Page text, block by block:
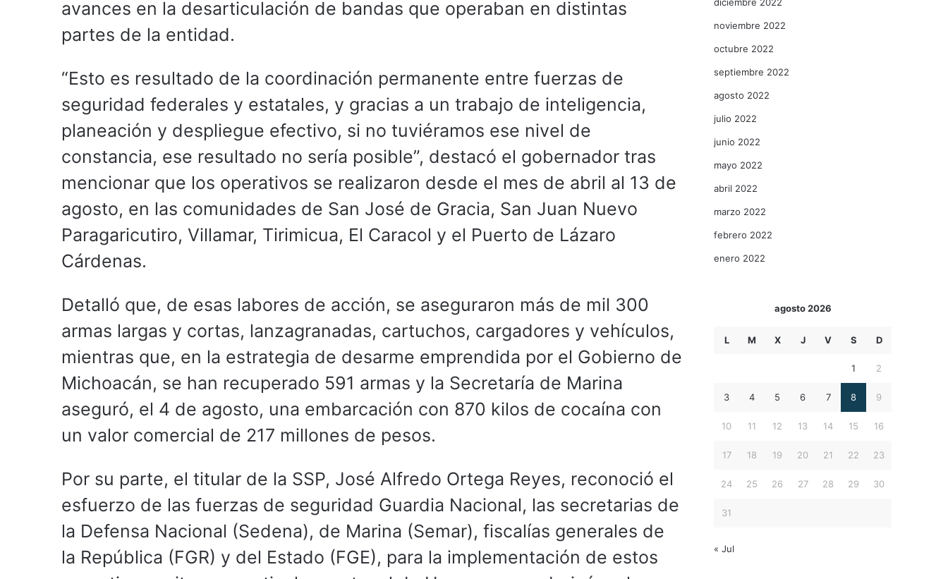
avances en la desarticulación de bandas que operaban en distintas
partes de la entidad.
“Esto es resultado de la coordinación permanente entre fuerzas de
seguridad federales y estatales, y gracias a un trabajo de inteligencia,
planeación y despliegue efectivo, si no tuviéramos ese nivel de
constancia, ese resultado no sería posible”, destacó el gobernador tras
mencionar que los operativos se realizaron desde el mes de abril al 13 de
agosto, en las comunidades de San José de Gracia, San Juan Nuevo
Paragaricutiro, Villamar, Tirimicua, El Caracol y el Puerto de Lázaro
Cárdenas.
Detalló que, de esas labores de acción, se aseguraron más de mil 300
armas largas y cortas, lanzagranadas, cartuchos, cargadores y vehículos,
mientras que, en la estrategia de desarme emprendida por el Gobierno de
Michoacán, se han recuperado 591 armas y la Secretaría de Marina
aseguró, el 4 de agosto, una embarcación con 870 kilos de cocaína con
un valor comercial de 217 millones de pesos.
Por su parte, el titular de la SSP, José Alfredo Ortega Reyes, reconoció el
esfuerzo de las fuerzas de seguridad Guardia Nacional, las secretarias de
la Defensa Nacional (Sedena), de Marina (Semar), fiscalías generales de
la República (FGR) y del Estado (FGE), para la implementación de estos
noviembre 2022
octubre 2022
septiembre 2022
agosto 2022
julio 2022
junio 2022
mayo 2022
abril 2022
marzo 2022
febrero 2022
enero 2022
agosto 2026
L M X J V S D
1 2
3 4 5 6 7 8 9
10 11 12 13 14 15 16
17 18 19 20 21 22 23
24 25 26 27 28 29 30
31
« Jul